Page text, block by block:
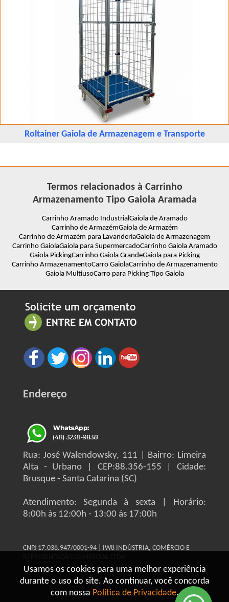
Usamos os cookies para uma melhor experiência
durante o uso do site. Ao continuar, você concorda
com nossa Política de Privacidade.
Roltainer Gaiola de Armazenagem e Transporte
Termos relacionados à Carrinho
Armazenamento Tipo Gaiola Aramada
Carrinho Aramado Industrial Gaiola de Aramado
Carrinho de ArmazémGaiola de Armazém
Carrinho de Armazém para LavanderiaGaiola de Armazenagem
Carrinho GaiolaGaiola para SupermercadoCarrinho Gaiola Aramado
Gaiola PickingCarrinho Gaiola GrandeGaiola para Picking
Carrinho ArmazenamentoCarro GaiolaCarrinho de Armazenamento
Gaiola MultiusoCarro para Picking Tipo Gaiola
Endereço
Rua: José Walendowsky, 111 | Bairro: Limeira
Alta - Urbano | CEP:88.356-155 | Cidade:
Brusque - Santa Catarina (SC)
Atendimento: Segunda à sexta | Horário:
8:00h às 12:00h - 13:00 ás 17:00h
CNPJ 17.038.947/0001-94 | IW8 INDÚSTRIA, COMÉRCIO E